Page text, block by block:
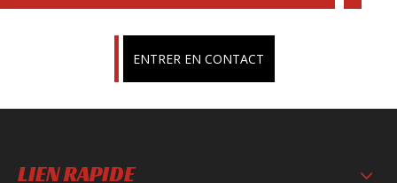
ENTRER EN CONTACT
LIEN RAPIDE